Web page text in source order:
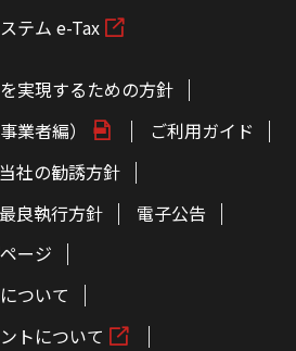
テム e-Tax
実現するための方針
業者編）
ご利用ガイド
当社の勧誘方針
最良執行方針
電子公告
ージ
ついて
トについて